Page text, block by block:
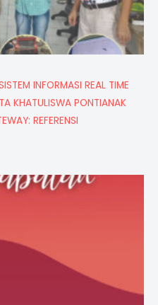
INFORMASI REAL TIME
KHATULISWA PONTIANAK
REFERENSI